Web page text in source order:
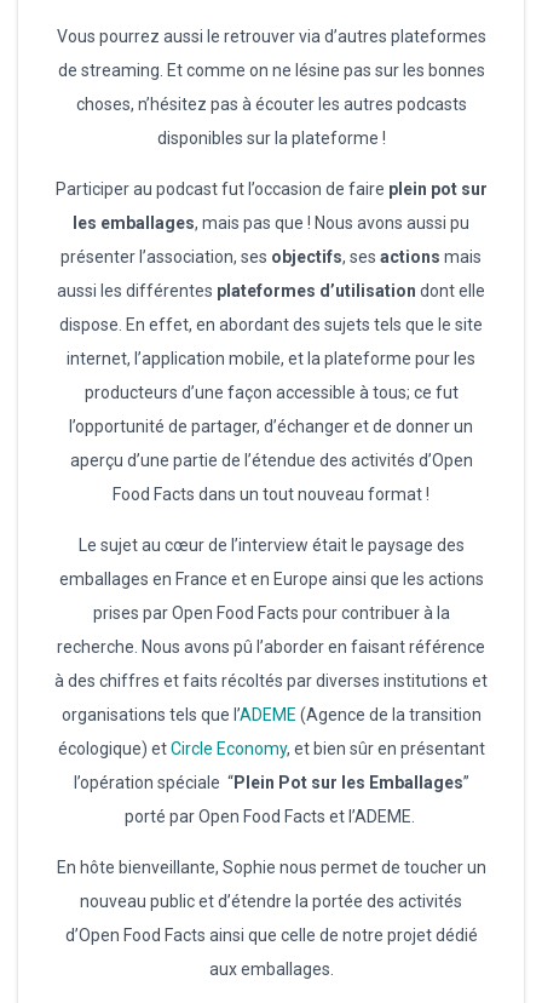
Vous pourrez aussi le retrouver via d’autres plateformes
de streaming. Et comme on ne lésine pas sur les bonnes
choses, n’hésitez pas à écouter les autres podcasts
disponibles sur la plateforme !
Participer au podcast fut l’occasion de faire plein pot sur
les emballages, mais pas que ! Nous avons aussi pu
présenter l’association, ses objectifs, ses actions mais
aussi les différentes plateformes d’utilisation dont elle
dispose. En effet, en abordant des sujets tels que le site
internet, l’application mobile, et la plateforme pour les
producteurs d’une façon accessible à tous; ce fut
l’opportunité de partager, d’échanger et de donner un
aperçu d’une partie de l’étendue des activités d’Open
Food Facts dans un tout nouveau format !
Le sujet au cœur de l’interview était le paysage des
emballages en France et en Europe ainsi que les actions
prises par Open Food Facts pour contribuer à la
recherche. Nous avons pû l’aborder en faisant référence
à des chiffres et faits récoltés par diverses institutions et
organisations tels que l’ADEME (Agence de la transition
écologique) etCircle Economy, et bien sûr en présentant
l’opération spéciale “Plein Pot sur les Emballages”
porté par Open Food Facts et l’ADEME.
En hôte bienveillante, Sophie nous permet de toucher un
nouveau public et d’étendre la portée des activités
d’Open Food Facts ainsi que celle de notre projet dédié
aux emballages.